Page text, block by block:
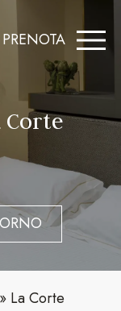
PRENOTA
Corte
» La Corte